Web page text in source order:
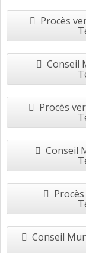
Procès
Conseil
Procès
Conseil
Conseil